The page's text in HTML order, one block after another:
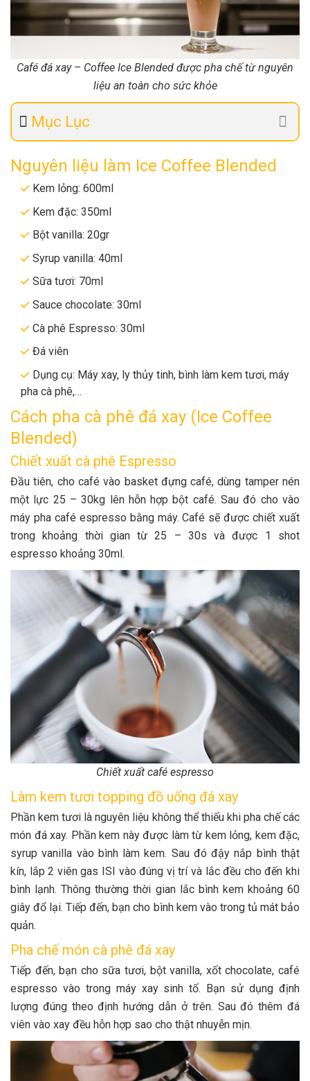
Café đá xay – Coffee Ice Blended được pha chế từ nguyên
liệu an toàn cho sức khỏe
Mục Lục
Nguyên liệu làm Ice Coffee Blended
Kem lỏng: 600ml
Kem đặc: 350ml
Bột vanilla: 20gr
Syrup vanilla: 40ml
Sữa tươi: 70ml
Sauce chocolate: 30ml
Cà phê Espresso: 30ml
Đá viên
Dụng cụ: Máy xay, ly thủy tinh, bình làm kem tươi, máy
pha cà phê,…
Cách pha cà phê đá xay (Ice Coffee
Blended)
Chiết xuất cà phê Espresso
Đầu tiên, cho café vào basket đựng café, dùng tamper nén
một lực 25 – 30kg lên hỗn hợp bột café. Sau đó cho vào
máy pha café espresso bằng máy. Café sẽ được chiết xuất
trong khoảng thời gian từ 25 – 30s và được 1 shot
espresso khoảng 30ml.
Chiết xuất café espresso
Làm kem tươi topping đồ uống đá xay
Phần kem tươi là nguyên liệu không thể thiếu khi pha chế các
món đá xay. Phần kem này được làm từ kem lỏng, kem đặc,
syrup vanilla vào bình làm kem. Sau đó đậy nắp bình thật
kín, lắp 2 viên gas ISI vào đúng vị trí và lắc đều cho đến khi
bình lạnh. Thông thường thời gian lắc bình kem khoảng 60
giây đổ lại. Tiếp đến, bạn cho bình kem vào trong tủ mát bảo
quản.
Pha chế món cà phê đá xay
Tiếp đến, bạn cho sữa tươi, bột vanilla, xốt chocolate, café
espresso vào trong máy xay sinh tố. Bạn sử dụng định
lượng đúng theo định hướng dẫn ở trên. Sau đó thêm đá
viên vào xay đều hỗn hợp sao cho thật nhuyễn mịn.